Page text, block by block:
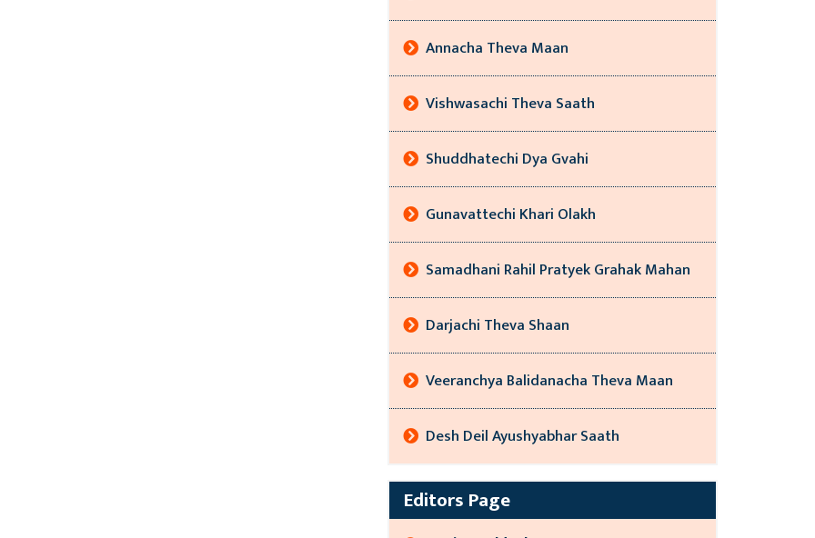
Annacha Theva Maan
Vishwasachi Theva Saath
Shuddhatechi Dya Gvahi
Gunavattechi Khari Olakh
Samadhani Rahil Pratyek Grahak Mahan
Darjachi Theva Shaan
Veeranchya Balidanacha Theva Maan
Desh Deil Ayushyabhar Saath
Editors Page